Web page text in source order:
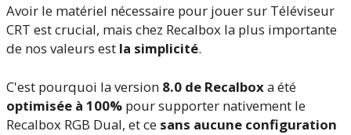
Avoir le matériel nécessaire pour jouer sur Téléviseur
CRT est crucial, mais chez Recalbox la plus importante
de nos valeurs est la simplicité.
C'est pourquoi la version 8.0 de Recalboxa été
optimisée à 100% pour supporter nativement le
Recalbox RGB Dual, et ce sans aucune configuration